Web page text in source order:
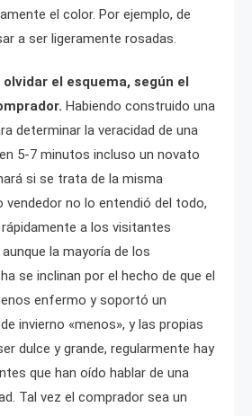
el color. Por ejemplo, de
a ser ligeramente rosadas.
el esquema, según el
Habiendo construido una
determinar la veracidad de una
5-7 minutos incluso un novato
si se trata de la misma
vendedor no lo entendió del todo,
a los visitantes
la mayoría de los
se inclinan por el hecho de que el
enfermo y soportó un
invierno «menos», y las propias
dulce y grande, regularmente hay
que han oído hablar de una
Tal vez el comprador sea un